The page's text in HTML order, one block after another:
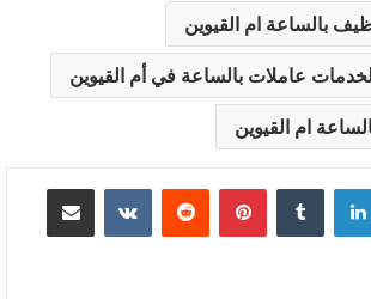
بالساعة ام القيوين
عاملات بالساعة في أم القيوين
ام القيوين
لينكدإن بينتيريست مشاركة عبر البريد